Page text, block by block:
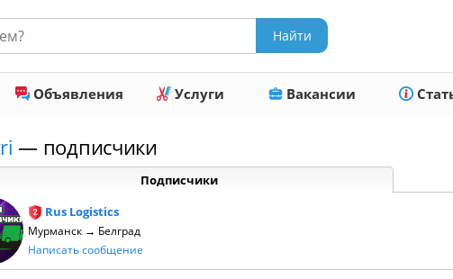
Объявления Услуги Вакансии
— подписчики
Подписчики
Rus Logistics
Мурманск → Белград
Написать сообщение